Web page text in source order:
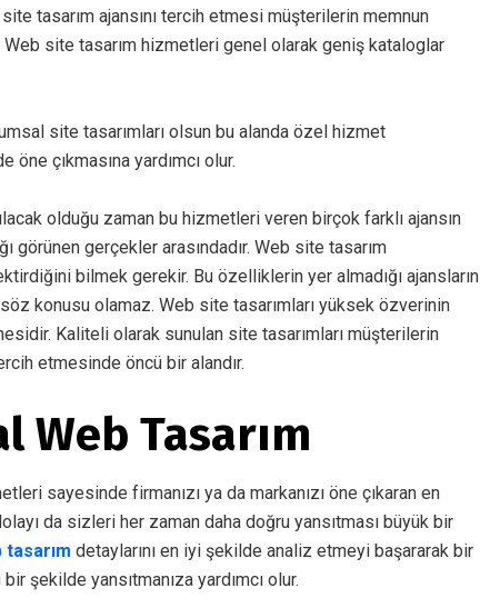
tasarım ajansını tercih etmesi müşterilerin memnun
Web site tasarım hizmetleri genel olarak geniş kataloglar
site tasarımları olsun bu alanda özel hizmet
çıkmasına yardımcı olur.
olduğu zaman bu hizmetleri veren birçok farklı ajansın
görünen gerçekler arasındadır. Web site tasarım
bilmek gerekir. Bu özelliklerin yer almadığı ajansların
konusu olamaz. Web site tasarımları yüksek özverinin
Kaliteli olarak sunulan site tasarımları müşterilerin
etmesinde öncü bir alandır.
Web Tasarım
sayesinde firmanızı ya da markanızı öne çıkaran en
da sizleri her zaman daha doğru yansıtması büyük bir
tasarım detaylarını en iyi şekilde analiz etmeyi başararak bir
şekilde yansıtmanıza yardımcı olur.